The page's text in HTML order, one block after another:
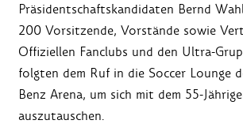
Präsidentschaftskandidaten Bernd
200 Vorsitzende, Vorstände sowie
Offiziellen Fanclubs und den Ultra-
folgten dem Ruf in die Soccer Lounge
Benz Arena, um sich mit dem 55-
auszutauschen.